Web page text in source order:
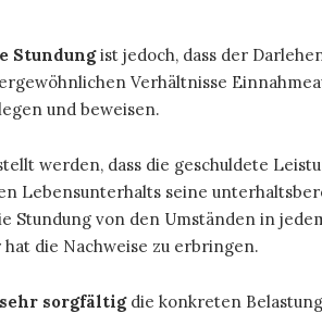
Stundungist jedoch, dass der
Verhältnisse
und beweisen.
werden, dass die geschuldete
Lebensunterhalts seine
Stundung von den Umständen in
die Nachweise zu erbringen.
sehr sorgfältigdie konkreten